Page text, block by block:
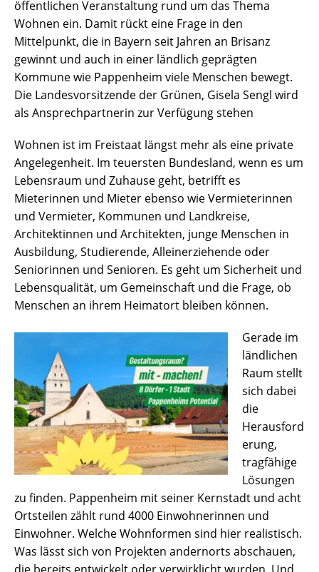
öffentlichen Veranstaltung rund um das Thema
Wohnen ein. Damit rückt eine Frage in den
Mittelpunkt, die in Bayern seit Jahren an Brisanz
gewinnt und auch in einer ländlich geprägten
Kommune wie Pappenheim viele Menschen bewegt.
Die Landesvorsitzende der Grünen, Gisela Sengl wird
als Ansprechpartnerin zur Verfügung stehen
Wohnen ist im Freistaat längst mehr als eine private
Angelegenheit. Im teuersten Bundesland, wenn es um
Lebensraum und Zuhause geht, betrifft es
Mieterinnen und Mieter ebenso wie Vermieterinnen
und Vermieter, Kommunen und Landkreise,
Architektinnen und Architekten, junge Menschen in
Ausbildung, Studierende, Alleinerziehende oder
Seniorinnen und Senioren. Es geht um Sicherheit und
Lebensqualität, um Gemeinschaft und die Frage, ob
Menschen an ihrem Heimatort bleiben können.
Gerade im
ländlichen
Raum stellt
sich dabei
die
Herausford
erung,
tragfähige
Lösungen
zu finden. Pappenheim mit seiner Kernstadt und acht
Ortsteilen zählt rund 4000 Einwohnerinnen und
Einwohner. Welche Wohnformen sind hier realistisch.
Was lässt sich von Projekten andernorts abschauen,